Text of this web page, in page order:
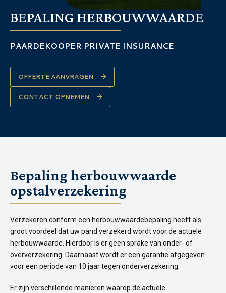
BEPALING HERBOUWWAARDE
PAARDEKOOPER PRIVATE INSURANCE
OFFERTE AANVRAGEN
CONTACT OPNEMEN
Bepaling herbouwwaarde
opstalverzekering
Verzekeren conform een herbouwwaardebepaling heeft als
groot voordeel dat uw pand verzekerd wordt voor de actuele
herbouwwaarde. Hierdoor is er geen sprake van onder- of
oververzekering. Daarnaast wordt er een garantie afgegeven
voor een periode van 10 jaar tegen onderverzekering.
Er zijn verschillende manieren waarop de actuele